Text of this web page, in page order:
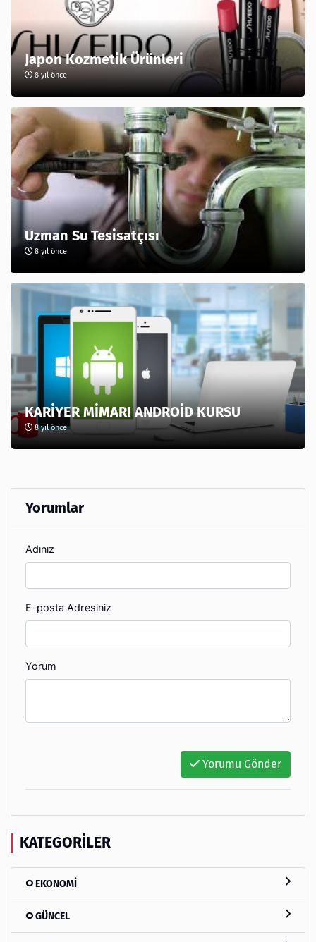
Japon Kozmetik Ürünleri
8 yıl önce
Uzman Su Tesisatçısı
8 yıl önce
KARİYER MİMARI ANDROİD KURSU
8 yıl önce
Yorumlar
Adınız
E-posta Adresiniz
Yorum
Yorumu Gönder
KATEGORILER
EKONOMİ
GÜNCEL